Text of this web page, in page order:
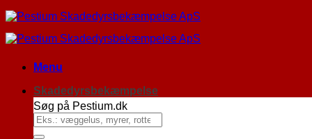
Menu
Skadedyrsbekæmpelse
Søg på Pestium.dk